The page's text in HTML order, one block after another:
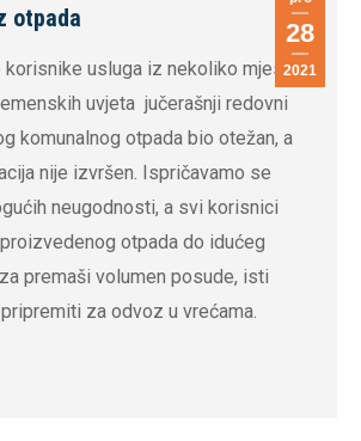
28
2021
otpada
korisnike usluga iz nekoliko mjesta
uvjeta jučerašnji redovni
komunalnog otpada bio otežan, a
nije izvršen. Ispričavamo se
neugodnosti, a svi korisnici
otpada do idućeg
premaši volumen posude, isti
za odvoz u vrećama.